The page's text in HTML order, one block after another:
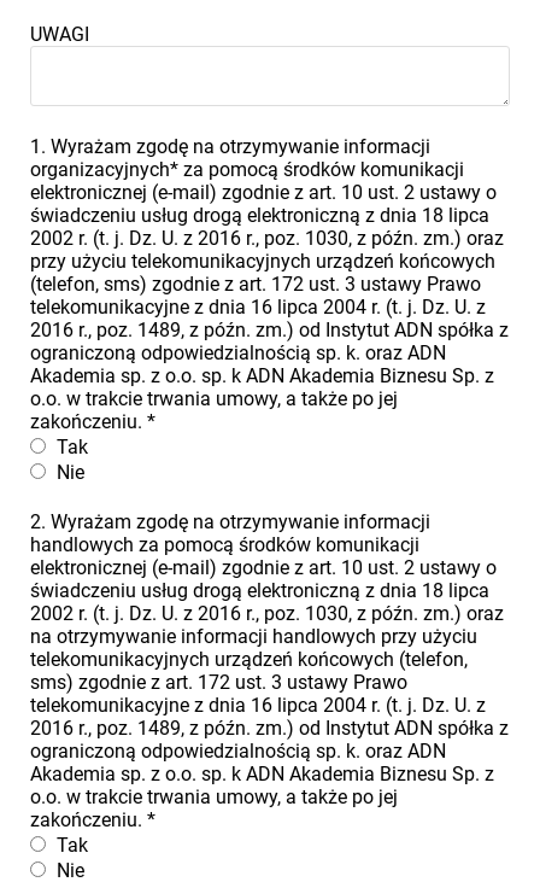
UWAGI
1. Wyrażam zgodę na otrzymywanie informacji
organizacyjnych* za pomocą środków komunikacji
elektronicznej (e-mail) zgodnie z art. 10 ust. 2 ustawy o
świadczeniu usług drogą elektroniczną z dnia 18 lipca
2002 r. (t. j. Dz. U. z 2016 r., poz. 1030, z późn. zm.) oraz
przy użyciu telekomunikacyjnych urządzeń końcowych
(telefon, sms) zgodnie z art. 172 ust. 3 ustawy Prawo
telekomunikacyjne z dnia 16 lipca 2004 r. (t. j. Dz. U. z
2016 r., poz. 1489, z późn. zm.) od Instytut ADN spółka z
ograniczoną odpowiedzialnością sp. k. oraz ADN
Akademia sp. z o.o. sp. k ADN Akademia Biznesu Sp. z
o.o. w trakcie trwania umowy, a także po jej
zakończeniu. *
Tak
Nie
2. Wyrażam zgodę na otrzymywanie informacji
handlowych za pomocą środków komunikacji
elektronicznej (e-mail) zgodnie z art. 10 ust. 2 ustawy o
świadczeniu usług drogą elektroniczną z dnia 18 lipca
2002 r. (t. j. Dz. U. z 2016 r., poz. 1030, z późn. zm.) oraz
na otrzymywanie informacji handlowych przy użyciu
telekomunikacyjnych urządzeń końcowych (telefon,
sms) zgodnie z art. 172 ust. 3 ustawy Prawo
telekomunikacyjne z dnia 16 lipca 2004 r. (t. j. Dz. U. z
2016 r., poz. 1489, z późn. zm.) od Instytut ADN spółka z
ograniczoną odpowiedzialnością sp. k. oraz ADN
Akademia sp. z o.o. sp. k ADN Akademia Biznesu Sp. z
o.o. w trakcie trwania umowy, a także po jej
zakończeniu. *
Tak
Nie